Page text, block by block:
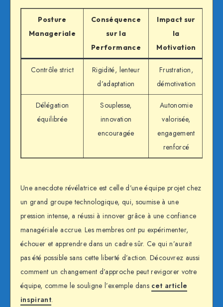
Posture
Manageriale
Conséquence
sur la
Performance
Impact sur
la
Motivation
Contrôle strict
Rigidité, lenteur
d’adaptation
Frustration,
démotivation
Délégation
équilibrée
Souplesse,
innovation
encouragée
Autonomie
valorisée,
engagement
renforcé
Une anecdote révélatrice est celle d’une équipe projet chez
un grand groupe technologique, qui, soumise à une
pression intense, a réussi à innover grâce à une confiance
managériale accrue. Les membres ont pu expérimenter,
échouer et apprendre dans un cadre sûr. Ce qui n’aurait
pas été possible sans cette liberté d’action. Découvrez aussi
comment un changement d’approche peut revigorer votre
équipe, comme le souligne l’exemple dans cet article
inspirant.